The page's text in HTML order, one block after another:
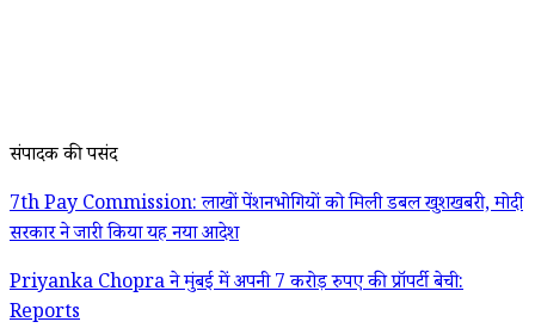
संपादक की पसंद
7th Pay Commission: लाखों पेंशनभोगियों को मिली डबल खुशखबरी, मोदी
सरकार ने जारी किया यह नया आदेश
Priyanka Chopra ने मुंबई में अपनी 7 करोड़ रुपए की प्रॉपर्टी बेची:
Reports